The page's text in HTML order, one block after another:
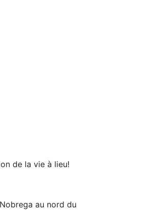
de la vie à lieu!
au nord du